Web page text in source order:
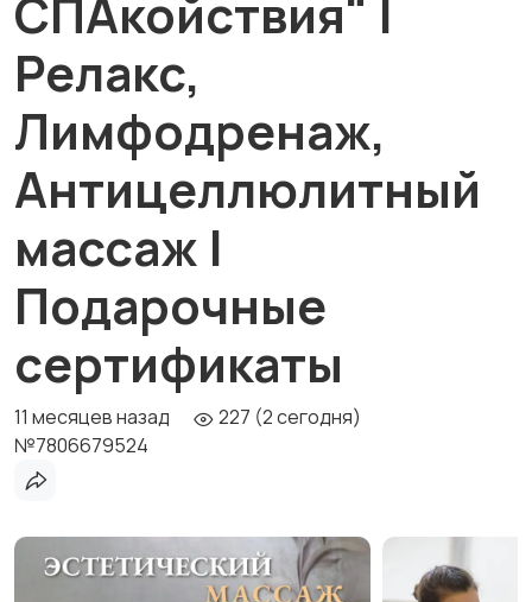
СПАкойствия" |
Релакс,
Лимфодренаж,
Антицеллюлитный
массаж |
Подарочные
сертификаты
11 месяцев назад
227 (2 сегодня)
№7806679524